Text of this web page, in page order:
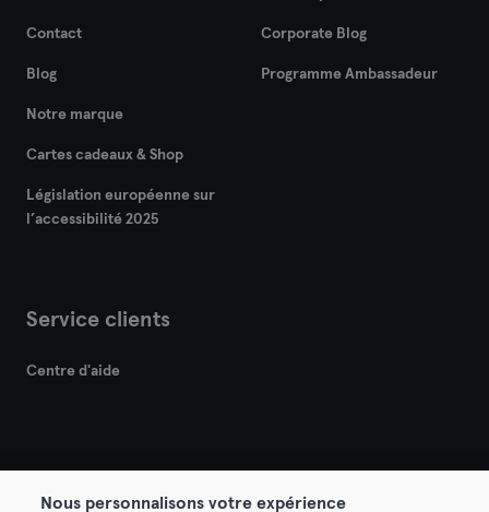
Contact
Blog
Notre marque
Cartes cadeaux & Shop
Législation européenne sur
l’accessibilité 2025
Corporate Blog
Programme Ambassadeur
Service clients
Centre d'aide
Nous personnalisons votre expérience